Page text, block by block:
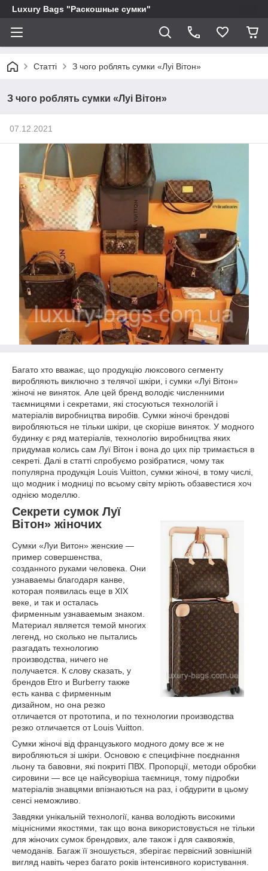
Luxury Bags "Раскошные сумки"
Статті З чого роблять сумки «Луі Вітон»
З чого роблять сумки «Луі Вітон»
07.12.2021
Багато хто вважає, що продукцію люксового сегменту
виробляють виключно з телячої шкіри, і сумки «Луі Вітон»
жіночі не виняток. Але цей бренд володіє численними
таємницями і секретами, які стосуються технологій і
матеріалів виробництва виробів. Сумки жіночі брендові
виробляються не тільки шкіри, це скоріше виняток. У модного
будинку є ряд матеріалів, технологію виробництва яких
придумав колись сам Луї Вітон і вона до цих пір тримається в
секреті. Далі в статті спробуємо розібратися, чому так
популярна продукція Louis Vuitton, сумки жіночі, в тому числі,
що модник і модниці по всьому світу мріють обзавестися хоч
однією моделлю.
Секрети сумок Луї
Вітон» жіночих
Сумки «Луи Витон» женские —
пример совершенства,
созданного руками человека. Они
узнаваемы благодаря канве,
которая появилась еще в XIX
веке, и так и осталась
фирменным узнаваемым знаком.
Материал является темой многих
легенд, но сколько не пытались
разгадать технологию
производства, ничего не
получается. К слову сказать, у
брендов Etro и Burberry также
есть канва с фирменным
дизайном, но она резко
отличается от прототипа, и по технологии производства
резко отличается от Louis Vuitton.
Сумки жіночі від французького модного дому все ж не
виробляються зі шкіри. Основою є специфічне поєднання
льону та бавовни, які покриті ПВХ. Пропорції, методи обробки
сировини — все це найсуворіша таємниця, тому підробки
матеріалів знавцями впізнаються на раз, і обдурити в цьому
сенсі неможливо.
Завдяки унікальній технології, канва володіють високими
міцнісними якостями, так що вона використовується не тільки
для жіночих сумок брендових, але також і для саквояжів,
чемоданів. Багаж її зношується, зберігає первісний зовнішній
вигляд навіть через багато років інтенсивного користування.